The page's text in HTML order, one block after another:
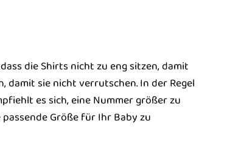
die Shirts nicht zu eng sitzen, damit
damit sie nicht verrutschen. In der Regel
es sich, eine Nummer größer zu
Größe für Ihr Baby zu